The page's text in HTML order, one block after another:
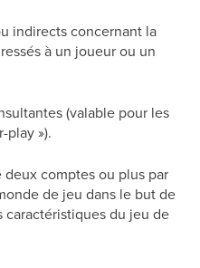
indirects concernant la
à un joueur ou un
(valable pour les
play »).
comptes ou plus par
de jeu dans le but de
du jeu de